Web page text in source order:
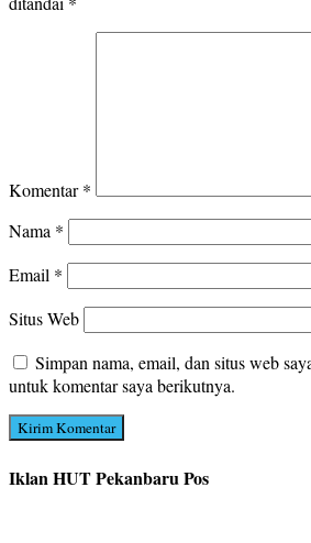
Komentar*
Nama *
Email *
Situs Web
Simpan nama, email, dan situs web
untuk komentar saya berikutnya.
Iklan HUT Pekanbaru Pos